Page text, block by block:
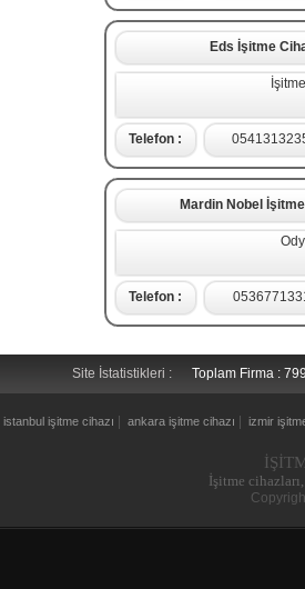
Eds İşitme
Telefon :
Mardin Nobel
Telefon :
Site İstatistikleri : Toplam Firma :
istanbul işitme cihazı ankara işitme cihazı izmir
İşitme